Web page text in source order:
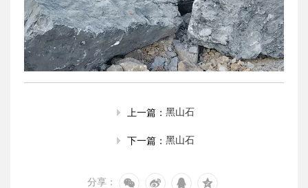
上一篇： 黑山石
下一篇： 黑山石
分享：